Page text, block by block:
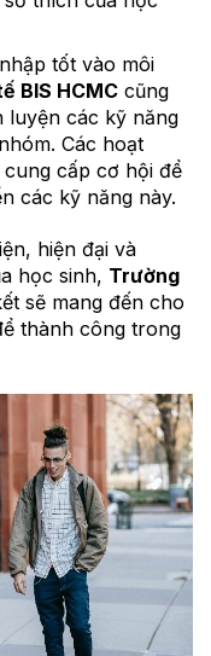
tốt vào môi
BIS HCMCcũng
luyện các kỹ năng
Các hoạt
cấp cơ hội để
các kỹ năng này.
hiện đại và
học sinh, Trường
sẽ mang đến cho
thành công trong